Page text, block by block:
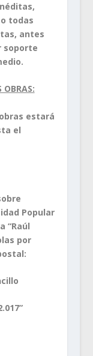
todas
antes
soporte
OBRAS:
estará
el
Popular
“Raúl
por